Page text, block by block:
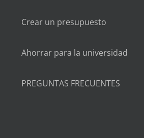
Crear un presupuesto
Ahorrar para la universidad
PREGUNTAS FRECUENTES